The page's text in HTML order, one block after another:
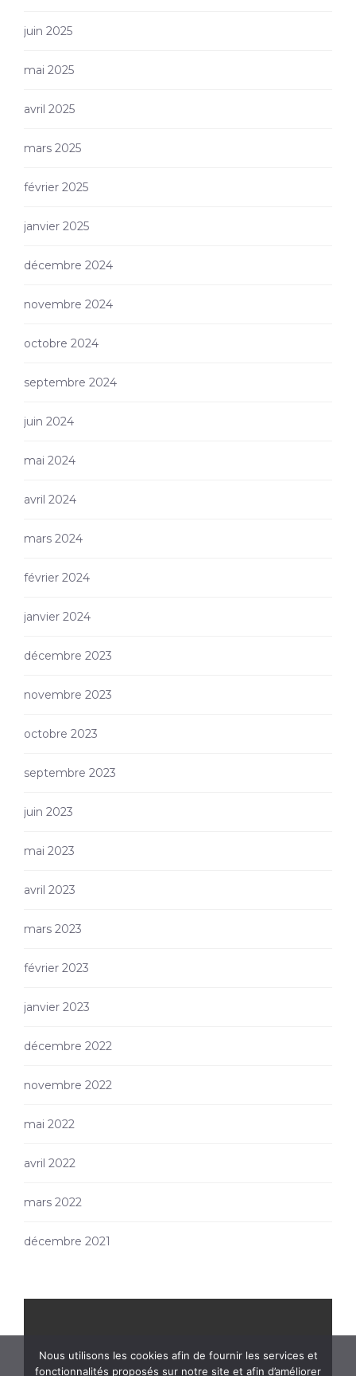
juin 2025
mai 2025
avril 2025
mars 2025
février 2025
janvier 2025
décembre 2024
novembre 2024
octobre 2024
septembre 2024
juin 2024
mai 2024
avril 2024
mars 2024
février 2024
janvier 2024
décembre 2023
novembre 2023
octobre 2023
septembre 2023
juin 2023
mai 2023
avril 2023
mars 2023
février 2023
janvier 2023
décembre 2022
novembre 2022
mai 2022
avril 2022
mars 2022
décembre 2021
Nous utilisons les cookies afin de fournir les services et
fonctionnalités proposés sur notre site et afin d’améliorer